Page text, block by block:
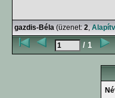
gazdis-Béla (üzenet: 2,
/ 1